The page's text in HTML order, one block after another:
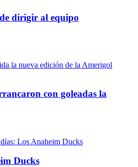
dirigir al equipo
con goleadas la
Ducks